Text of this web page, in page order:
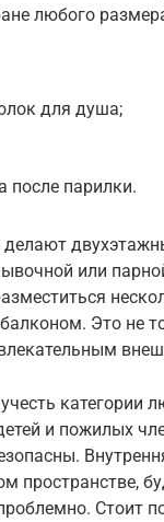
любого
для душа;
после парилки.
делают
или
Это не
категории
и пожилых
пространстве,
Стоит